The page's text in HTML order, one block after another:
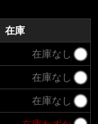
在庫
在庫なし
在庫なし
在庫なし